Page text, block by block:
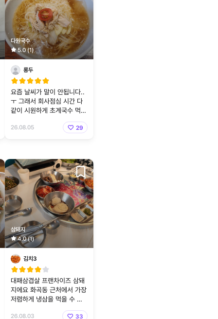
다원국수
5.0 (1)
롱두
요즘 날씨가 말이 안됩니다..
ㅜ 그래서 회사점심 시간 다
같이 시원하게 초계국수 먹자
방문했습니다 닷지식으로 매
26.08.05 29
삼돼지
4.0 (1)
김치3
대패삼겹살 프랜차이즈 삼돼
지에요 화곡동 근처에서 가장
저렴하게 냉삼을 먹을 수 있
는 않지만 구워 먹는 고사리,
26.08.03 33